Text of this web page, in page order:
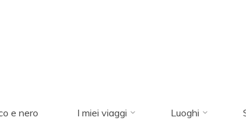
e nero I miei viaggi Luoghi